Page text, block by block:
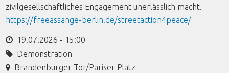
zivilgesellschaftliches Engagement unerlässlich macht.
https://freeassange-berlin.de/streetaction4peace/
19.07.2026 - 15:00
Demonstration
Brandenburger Tor/Pariser Platz